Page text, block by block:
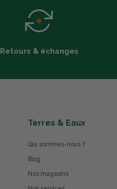
Retours & échanges
Terres & Eaux
Qui sommes-nous ?
Blog
Nos magasins